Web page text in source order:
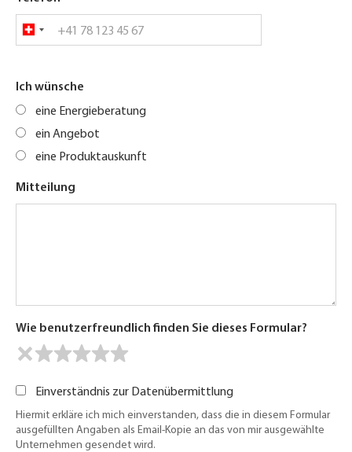
Ich wünsche
eine Energieberatung
ein Angebot
eine Produktauskunft
Mitteilung
Wie benutzerfreundlich finden Sie dieses Formular?
Einverständnis zur Datenübermittlung
Hiermit erkläre ich mich einverstanden, dass die in diesem Formular
ausgefüllten Angaben als Email-Kopie an das von mir ausgewählte
Unternehmen gesendet wird.